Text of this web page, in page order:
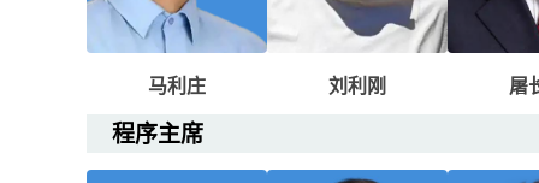
马利庄 刘利刚 屠
程序主席